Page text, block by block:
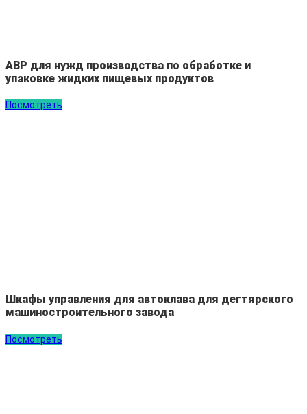
АВР для нужд производства по обработке и
упаковке жидких пищевых продуктов
Посмотреть
Шкафы управления для автоклава для дегтярского
машиностроительного завода
Посмотреть